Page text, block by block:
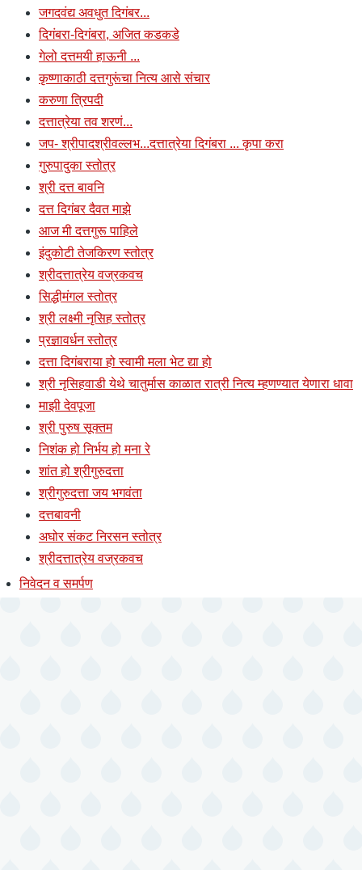
जगदवंद्य अवधुत दिगंबर...
दिगंबरा-दिगंबरा, अजित कडकडे
गेलो दत्तमयी हाऊनी ...
कृष्णाकाठी दत्तगुरूंचा नित्य आसे संचार
करुणा त्रिपदी
दत्तात्रेया तव शरणं...
जप- श्रीपादश्रीवल्लभ...दत्तात्रेया दिगंबरा ... कृपा करा
गुरुपादुका स्तोत्र
श्री दत्त बावनि
दत्त दिगंबर दैवत माझे
आज मी दत्तगुरू पाहिले
इंदुकोटी तेजकिरण स्तोत्र
श्रीदत्तात्रेय वज्रकवच
सिद्धीमंगल स्तोत्र
श्री लक्ष्मी नृसिह स्तोत्र
प्रज्ञावर्धन स्तोत्र
दत्ता दिगंबराया हो स्वामी मला भेट द्या हो
श्री नृसिहवाडी येथे चातुर्मास काळात रात्री नित्य म्हणण्यात येणारा धावा
माझी देवपूजा
श्री पुरुष सूक्तम
निशंक हो निर्भय हो मना रे
शांत हो श्रीगुरुदत्ता
श्रीगुरुदत्ता जय भगवंता
दत्तबावनी
अघोर संकट निरसन स्तोत्र
श्रीदत्तात्रेय वज्रकवच
निवेदन व समर्पण